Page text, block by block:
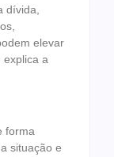
dívida,
elevar
explica a
forma
situação e